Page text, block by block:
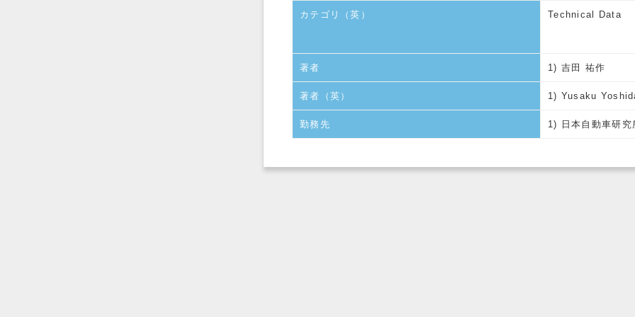
カテゴリ（英） Technical Data
著者 1) 吉田 祐作
著者（英） 1) Yusaku
勤務先 1) 日本自動車研究